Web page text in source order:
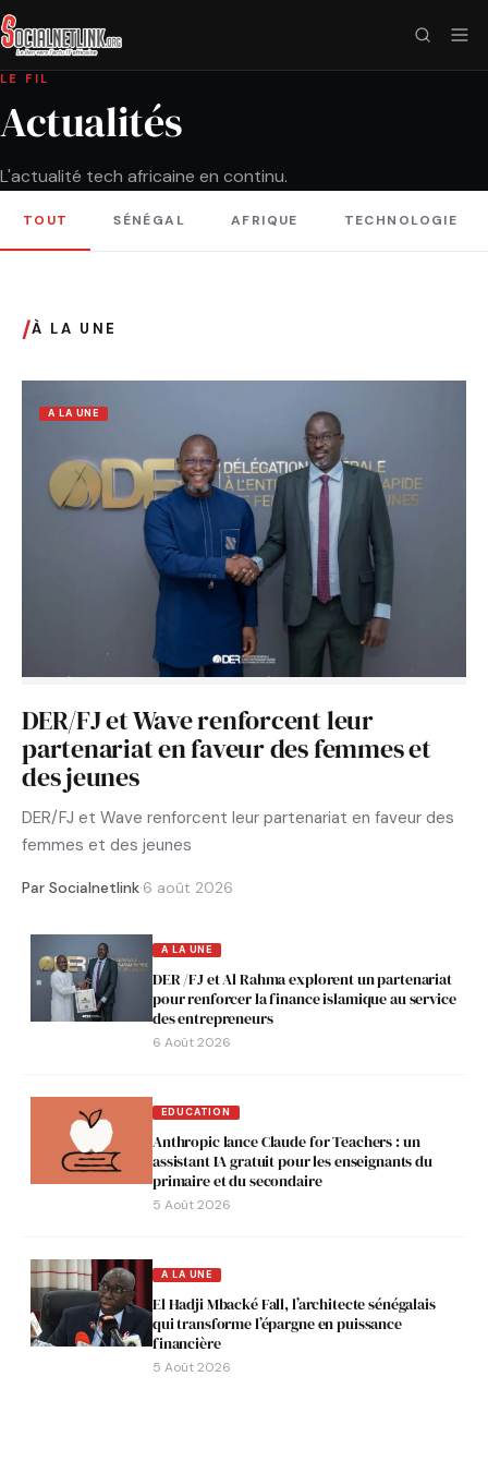
LE FIL
Actualités
L'actualité tech africaine en continu.
TOUT SÉNÉGAL AFRIQUE TECHNOLOGIE
/À LA UNE
A LA UNE
DER/FJ et Wave renforcent leur
partenariat en faveur des femmes et
des jeunes
DER/FJ et Wave renforcent leur partenariat en faveur des
femmes et des jeunes
Par Socialnetlink·6 août 2026
A LA UNE
DER /FJ et Al Rahma explorent un partenariat
pour renforcer la finance islamique au service
des entrepreneurs
6 Août 2026
EDUCATION
Anthropic lance Claude for Teachers : un
assistant IA gratuit pour les enseignants du
primaire et du secondaire
5 Août 2026
A LA UNE
El Hadji Mbacké Fall, l’architecte sénégalais
qui transforme l’épargne en puissance
financière
5 Août 2026